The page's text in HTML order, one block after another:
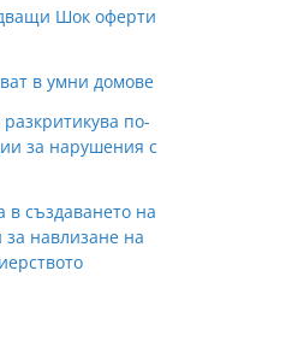
Шок оферти
в умни домове
по-
за нарушения с
в създаването на
навлизане на